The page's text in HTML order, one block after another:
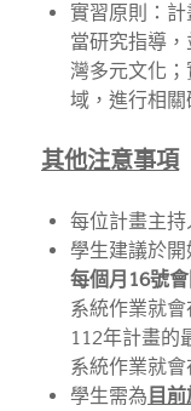
實習原則：
當研究指導
灣多元文化
域，進行相關
其他注意事項
每位計畫主持
學生建議於開
每個月16號
系統作業就
112年計畫的
系統作業就
學生需為 目